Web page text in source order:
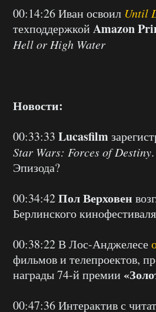
00:14:26 Иван освоил Until
техподдержкой Amazon
Hell or High Water
Новости:
00:33:33 Lucasfilm
Star Wars: Forces of Destiny
Эпизода?
00:34:42Пол Верховен
Берлинского
00:38:22 В Лос-Анджелесе
фильмов и телепроектов,
награды 74-й премии
00:47:36 Интерактив с